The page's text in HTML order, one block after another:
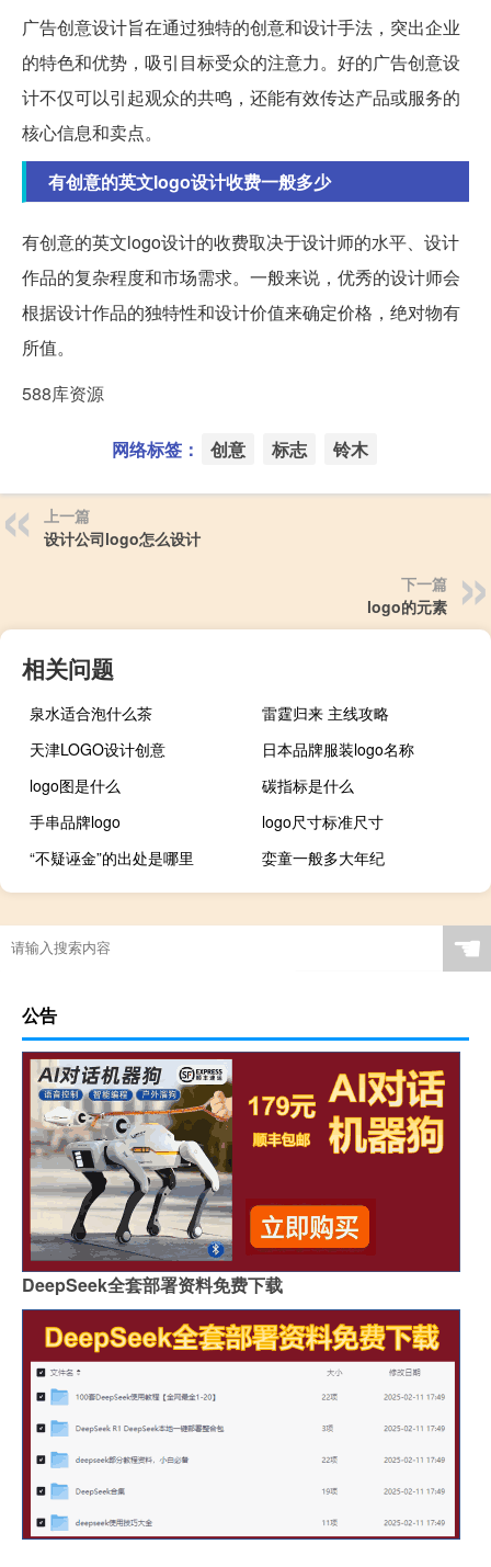
广告创意设计旨在通过独特的创意和设计手法，突出企业
的特色和优势，吸引目标受众的注意力。好的广告创意设
计不仅可以引起观众的共鸣，还能有效传达产品或服务的
核心信息和卖点。
有创意的英文logo设计收费一般多少
有创意的英文logo设计的收费取决于设计师的水平、设计
作品的复杂程度和市场需求。一般来说，优秀的设计师会
根据设计作品的独特性和设计价值来确定价格，绝对物有
所值。
588库资源
网络标签： 创意 标志 铃木
上一篇
设计公司logo怎么设计
下一篇
logo的元素
相关问题
泉水适合泡什么茶
雷霆归来 主线攻略
天津LOGO设计创意
日本品牌服装logo名称
logo图是什么
碳指标是什么
手串品牌logo
logo尺寸标准尺寸
“不疑诬金”的出处是哪里
娈童一般多大年纪
☚
公告
DeepSeek全套部署资料免费下载